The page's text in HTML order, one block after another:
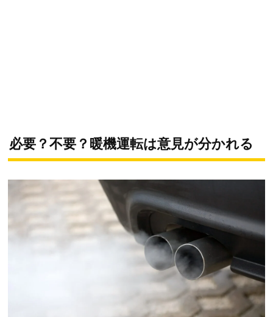
必要？不要？暖機運転は意見が分かれる